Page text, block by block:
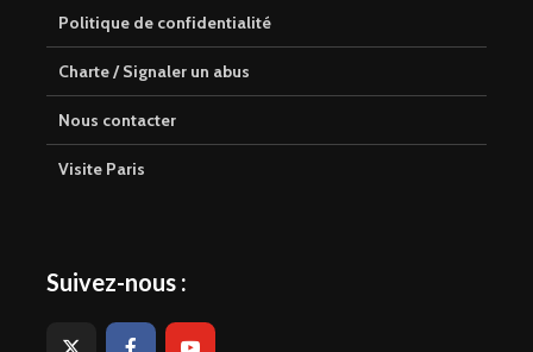
Politique de confidentialité
Charte / Signaler un abus
Nous contacter
Visite Paris
Suivez-nous :